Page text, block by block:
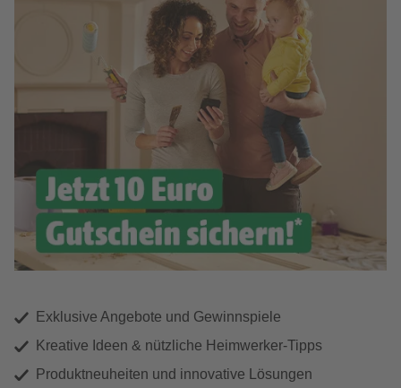
Exklusive Angebote und Gewinnspiele
Kreative Ideen & nützliche Heimwerker-Tipps
Produktneuheiten und innovative Lösungen